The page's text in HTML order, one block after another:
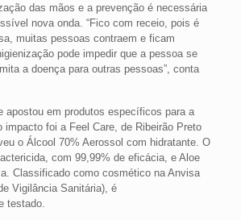
das mãos e a prevenção é necessária
nova onda. “Fico com receio, pois é
muitas pessoas contraem e ficam
pode impedir que a pessoa se
a doença para outras pessoas”, conta
apostou em produtos específicos para a
impacto foi a Feel Care, de Ribeirão Preto
o Álcool 70% Aerossol com hidratante. O
com 99,99% de eficácia, e Aloe
Classificado como cosmético na Anvisa
Vigilância Sanitária), é
testado.